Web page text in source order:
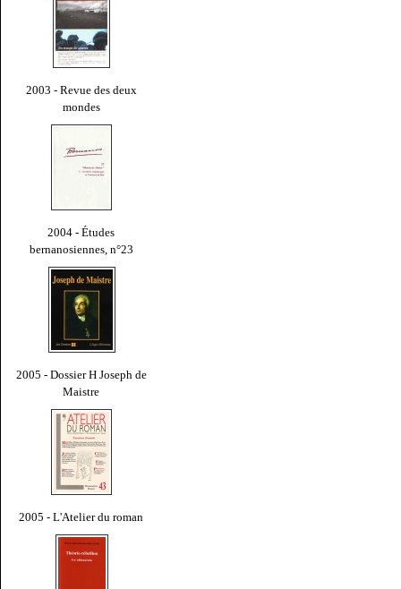
2003 - Revue des deux
mondes
2004 - Études
bernanosiennes, n°23
2005 - Dossier H Joseph de
Maistre
2005 - L'Atelier du roman